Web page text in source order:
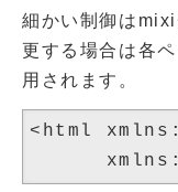
細かい制御は
更する場合は各
用されます。
<html